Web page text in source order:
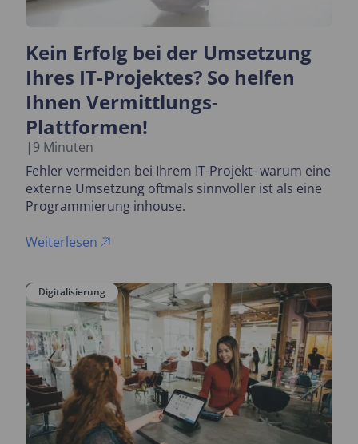
Kein Erfolg bei der Umsetzung
Ihres IT-Projektes? So helfen
Ihnen Vermittlungs-
Plattformen!
| 9 Minuten
Fehler vermeiden bei Ihrem IT-Projekt- warum eine
externe Umsetzung oftmals sinnvoller ist als eine
Programmierung inhouse.
Weiterlesen
Digitalisierung